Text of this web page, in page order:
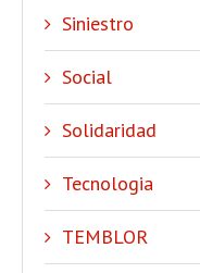
Siniestro
Social
Solidaridad
Tecnologia
TEMBLOR